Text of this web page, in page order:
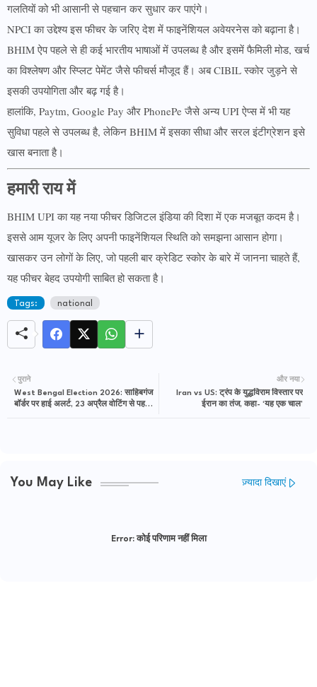
गलतियों को भी आसानी से पहचान कर सुधार कर पाएंगे।
NPCI का उद्देश्य इस फीचर के जरिए देश में फाइनेंशियल अवेयरनेस को बढ़ाना है।
BHIM ऐप पहले से ही कई भारतीय भाषाओं में उपलब्ध है और इसमें फैमिली मोड, खर्च
का विश्लेषण और स्प्लिट पेमेंट जैसे फीचर्स मौजूद हैं। अब CIBIL स्कोर जुड़ने से
इसकी उपयोगिता और बढ़ गई है।
हालांकि, Paytm, Google Pay और PhonePe जैसे अन्य UPI ऐप्स में भी यह
सुविधा पहले से उपलब्ध है, लेकिन BHIM में इसका सीधा और सरल इंटीग्रेशन इसे
खास बनाता है।
हमारी राय में
BHIM UPI का यह नया फीचर डिजिटल इंडिया की दिशा में एक मजबूत कदम है।
इससे आम यूजर के लिए अपनी फाइनेंशियल स्थिति को समझना आसान होगा।
खासकर उन लोगों के लिए, जो पहली बार क्रेडिट स्कोर के बारे में जानना चाहते हैं,
यह फीचर बेहद उपयोगी साबित हो सकता है।
Tags: national
और नया
Iran vs US: ट्रंप के युद्धविराम विस्तार पर
ईरान का तंज, कहा- ‘यह एक चाल’
पुराने
West Bengal Election 2026: साहिबगंज
बॉर्डर पर हाई अलर्ट, 23 अप्रैल वोटिंग से पहले
You May Like ज़्यादा दिखाएं
Error:कोई परिणाम नहीं मिला